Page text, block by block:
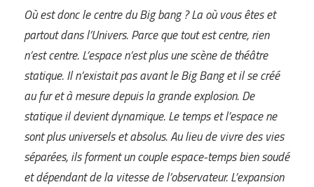
Où est donc le centre du Big bang ? La où vous êtes et
partout dans l’Univers. Parce que tout est centre, rien
n’est centre. L’espace n’est plus une scène de théâtre
statique. Il n’existait pas avant le Big Bang et il se créé
au fur et à mesure depuis la grande explosion. De
statique il devient dynamique. Le temps et l’espace ne
sont plus universels et absolus. Au lieu de vivre des vies
séparées, ils forment un couple espace-temps bien soudé
et dépendant de la vitesse de l’observateur. L’expansion